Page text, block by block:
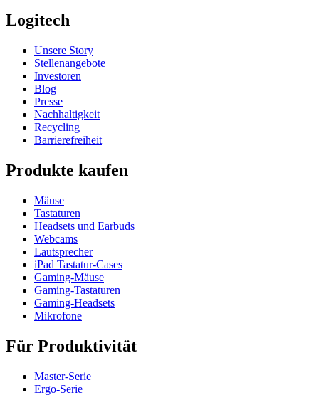
Logitech
Unsere Story
Stellenangebote
Investoren
Blog
Presse
Nachhaltigkeit
Recycling
Barrierefreiheit
Produkte kaufen
Mäuse
Tastaturen
Headsets und Earbuds
Webcams
Lautsprecher
iPad Tastatur-Cases
Gaming-Mäuse
Gaming-Tastaturen
Gaming-Headsets
Mikrofone
Für Produktivität
Master-Serie
Ergo-Serie